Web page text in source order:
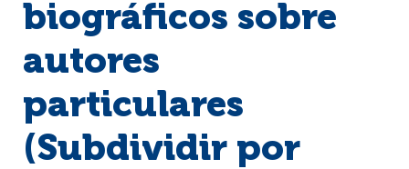
biográficos sobre
autores
particulares
(Subdividir por